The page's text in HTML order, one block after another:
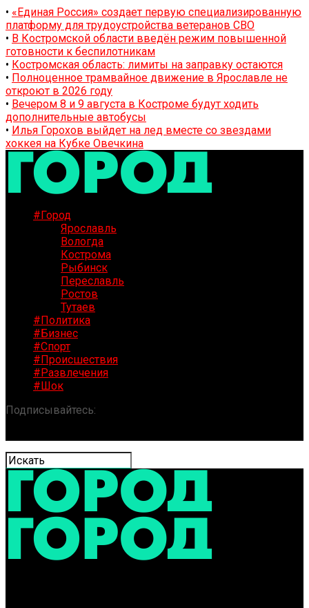
• «Единая Россия» создает первую специализированную
платформу для трудоустройства ветеранов СВО
• В Костромской области введён режим повышенной
готовности к беспилотникам
• Костромская область: лимиты на заправку остаются
• Полноценное трамвайное движение в Ярославле не
откроют в 2026 году
• Вечером 8 и 9 августа в Костроме будут ходить
дополнительные автобусы
• Илья Горохов выйдет на лед вместе со звездами
хоккея на Кубке Овечкина
#Город
Ярославль
Вологда
Кострома
Рыбинск
Переславль
Ростов
Тутаев
#Политика
#Бизнес
#Спорт
#Происшествия
#Развлечения
#Шок
Подписывайтесь: